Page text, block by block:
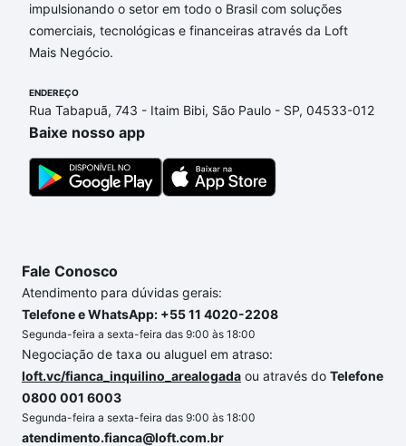
Imóveis com 4 banheiros à venda em Quintais do
Imperador, Sorocaba, SP que custam a partir de R$
0 e com nossas opções de financiamento imobiliário
Se ainda tem alguma dúvida dos custos envolvidos
no processo de compra, veja em nosso portal
quanto custa comprar um apartamento
a gente para comprar o imóvel dos seus sonhos
com segurança e conforto. Loft, com você até as
impulsionando o setor em todo o Brasil com soluções
comerciais, tecnológicas e financeiras através da Loft
Mais Negócio.
ENDEREÇO
Rua Tabapuã, 743 - Itaim Bibi, São Paulo - SP, 04533-012
Baixe nosso app
Fale Conosco
Atendimento para dúvidas gerais:
Telefone e WhatsApp: +55 11 4020-2208
Segunda-feira a sexta-feira das 9:00 às 18:00
Negociação de taxa ou aluguel em atraso:
loft.vc/fianca_inquilino_arealogada ou através do Telefone
0800 001 6003
Segunda-feira a sexta-feira das 9:00 às 18:00
atendimento.fianca@loft.com.br